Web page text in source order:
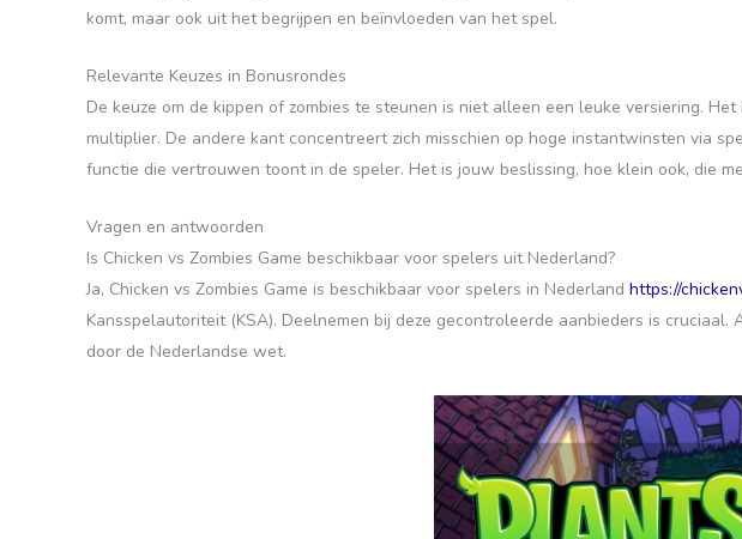
komt, maar ook uit het begrijpen en beïnvloeden van het spel.
Relevante Keuzes in Bonusrondes
De keuze om de kippen of zombies te steunen is niet alleen een leuke versiering.
multiplier. De andere kant concentreert zich misschien op hoge instantwinsten via
functie die vertrouwen toont in de speler. Het is jouw beslissing, hoe klein ook, die
Vragen en antwoorden
Is Chicken vs Zombies Game beschikbaar voor spelers uit Nederland?
Ja, Chicken vs Zombies Game is beschikbaar voor spelers in Nederland https://
Kansspelautoriteit (KSA). Deelnemen bij deze gecontroleerde aanbieders is
door de Nederlandse wet.